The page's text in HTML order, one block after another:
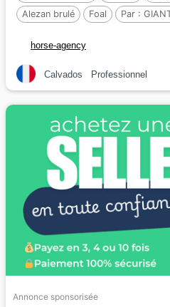
Alezan brulé
Foal Par :
horse-agency
Calvados Professionnel
Annonce sponsorisée